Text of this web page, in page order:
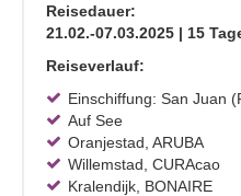
Reisedauer:
21.02.-07.03.2025 | 15
Reiseverlauf:
Einschiffung: San Juan
Auf See
Oranjestad, ARUBA
Willemstad, CURAcao
Kralendijk, BONAIRE